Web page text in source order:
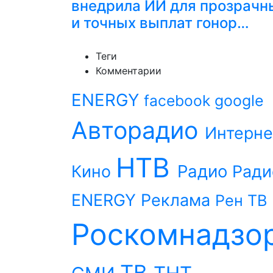
внедрила ИИ для
и точных выплат гонор…
Теги
Комментарии
ENERGY facebook google
Авторадио
Кино НТВ Радио
ENERGY Реклама Рен ТВ